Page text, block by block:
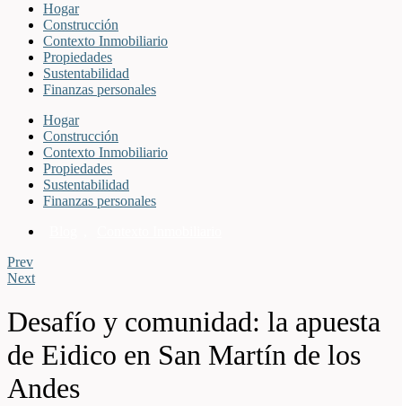
Hogar
Construcción
Contexto Inmobiliario
Propiedades
Sustentabilidad
Finanzas personales
Hogar
Construcción
Contexto Inmobiliario
Propiedades
Sustentabilidad
Finanzas personales
Prev
Next
Desafío y comunidad: la apuesta
de Eidico en San Martín de los
Andes